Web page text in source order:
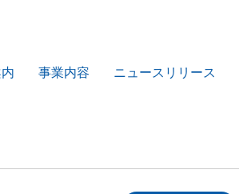
事業内容 ニュースリリース